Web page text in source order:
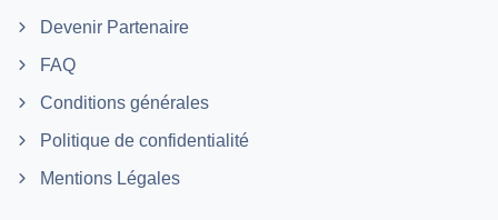
Devenir Partenaire
FAQ
Conditions générales
Politique de confidentialité
Mentions Légales